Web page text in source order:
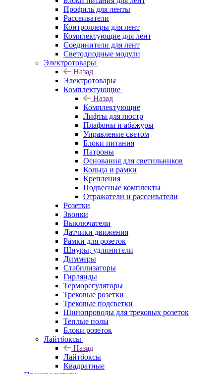
Профиль для ленты
Рассеиватели
Контроллеры для лент
Комплектующие для лент
Соединители для лент
Светодиодные модули
Электротовары
Назад
Электротовары
Комплектующие
Назад
Комплектующие
Лифты для люстр
Плафоны и абажуры
Управление светом
Блоки питания
Патроны
Основания для светильников
Кольца и рамки
Крепления
Подвесные комплекты
Отражатели и рассеиватели
Розетки
Звонки
Выключатели
Датчики движения
Рамки для розеток
Шнуры, удлинители
Диммеры
Стабилизаторы
Гирлянды
Терморегуляторы
Трековые розетки
Трековые подсветки
Шинопроводы для трековых розеток
Теплые полы
Блоки розеток
Лайтбоксы
Назад
Лайтбоксы
Квадратные